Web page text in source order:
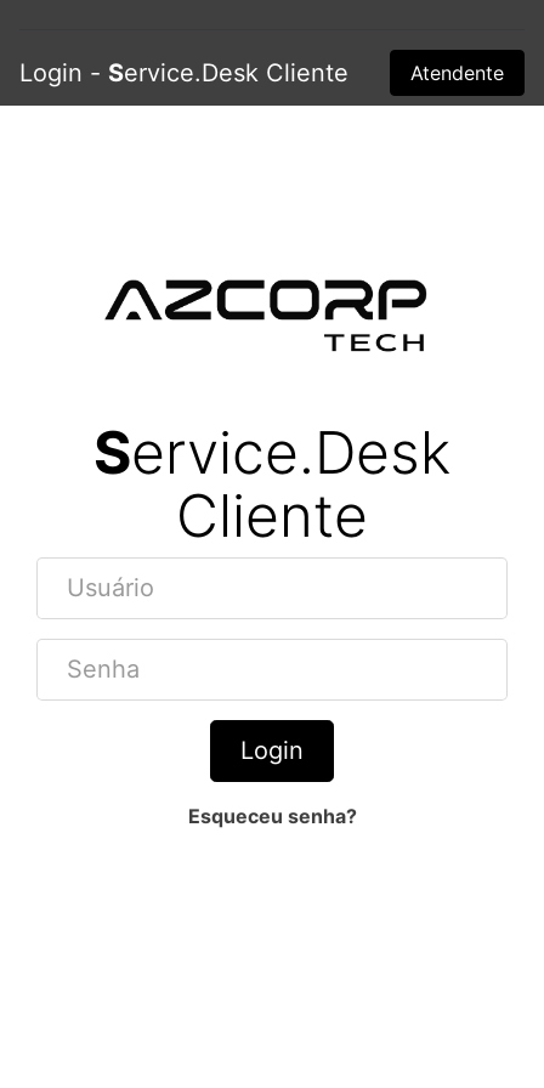
Login - Service.Desk Cliente Atendente
Service.Desk
Cliente
Login
Esqueceu senha?